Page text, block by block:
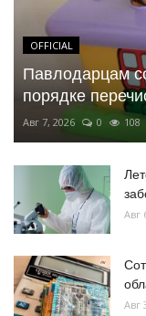
OFFICIAL
Павлодарцам
порядке
Авг 7, 2026 0 108
Авг
Авг